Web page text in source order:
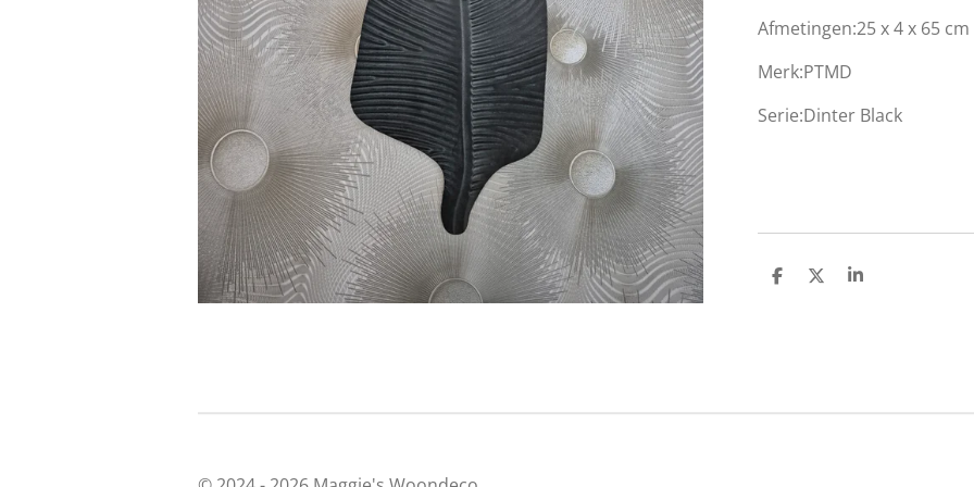
Afmetingen:25 x 4 x 65 cm
Merk:PTMD
Serie:Dinter Black
D
D
S